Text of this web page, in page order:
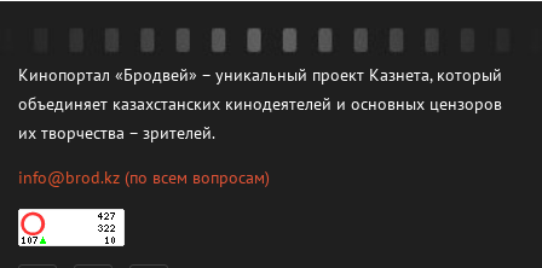
Кинопортал «Бродвей» – уникальный проект Казнета, который
объединяет казахстанских кинодеятелей и основных цензоров
их творчества – зрителей.
info@brod.kz (по всем вопросам)